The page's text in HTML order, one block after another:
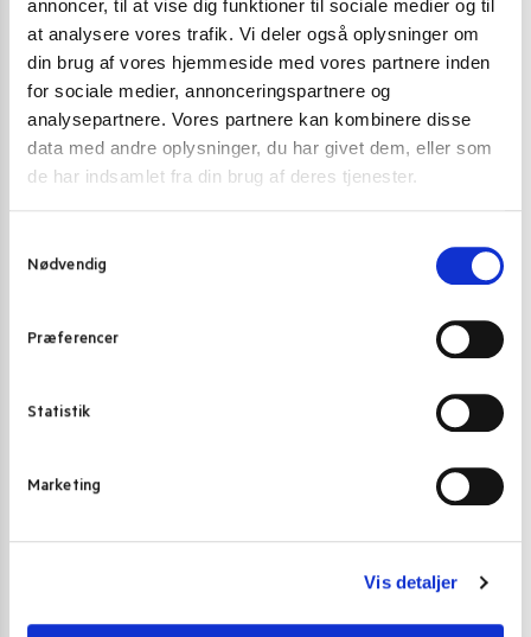
annoncer, til at vise dig funktioner til sociale medier og til
at analysere vores trafik. Vi deler også oplysninger om
din brug af vores hjemmeside med vores partnere inden
for sociale medier, annonceringspartnere og
analysepartnere. Vores partnere kan kombinere disse
data med andre oplysninger, du har givet dem, eller som
de har indsamlet fra din brug af deres tjenester.
Nødvendig
Præferencer
Statistik
Marketing
Vis detaljer
199,00
Vinkende
39,00